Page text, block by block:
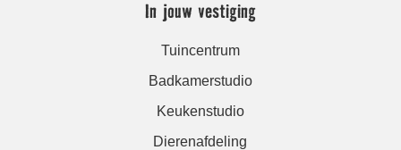
In jouw vestiging
Tuincentrum
Badkamerstudio
Keukenstudio
Dierenafdeling